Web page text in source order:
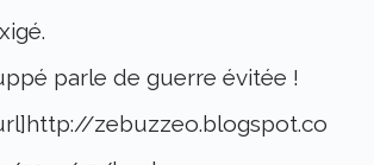
parle de guerre évitée !
zebuzzeo.blogspot.co